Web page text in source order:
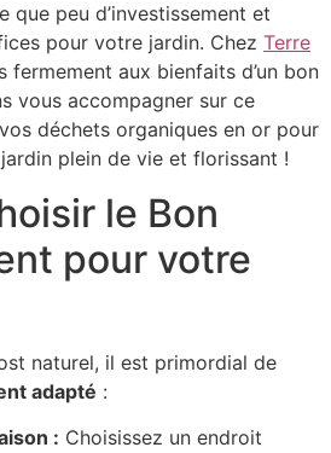
que peu d’investissement et
pour votre jardin. Chez Terre
fermement aux bienfaits d’un bon
vous accompagner sur ce
déchets organiques en or pour
plein de vie et florissant !
le Bon
pour votre
naturel, il est primordial de
adapté :
: Choisissez un endroit